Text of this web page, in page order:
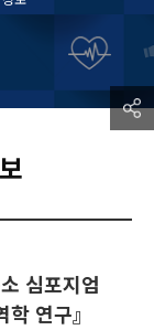
심포지엄
연구』